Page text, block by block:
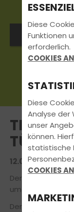
Jetzt
TÜV IN
12.08.2020 |
Der Tüv ist
umgezogen!
Den Raum für
Diese
Funktionen
erforderlich.
COOKIES
Diese
Analyse der
unser
können.
statistische
COOKIES